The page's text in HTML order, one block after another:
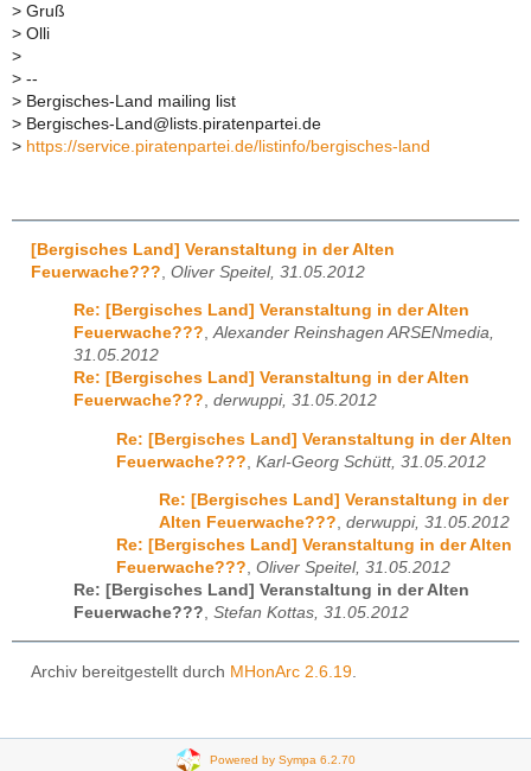
> Gruß
> Olli
>
> --
> Bergisches-Land mailing list
> Bergisches-Land@lists.piratenpartei.de
> https://service.piratenpartei.de/listinfo/bergisches-land
[Bergisches Land] Veranstaltung in der Alten
Feuerwache??? Oliver Speitel, 31.05.2012
Re: [Bergisches Land] Veranstaltung in der Alten
Feuerwache???,Alexander Reinshagen ARSENmedia,
31.05.2012
Re: [Bergisches Land] Veranstaltung in der Alten
Feuerwache???, derwuppi, 31.05.2012
Re: [Bergisches Land] Veranstaltung in der Alten
Feuerwache??? Karl-Georg Schütt, 31.05.2012
Re: [Bergisches Land] Veranstaltung in der
Alten Feuerwache???, derwuppi, 31.05.2012
Re: [Bergisches Land] Veranstaltung in der Alten
Feuerwache???, Oliver Speitel, 31.05.2012
Re: [Bergisches Land] Veranstaltung in der Alten
Feuerwache???, Stefan Kottas, 31.05.2012
Archiv bereitgestellt durch MHonArc 2.6.19
Powered by Sympa 6.2.70